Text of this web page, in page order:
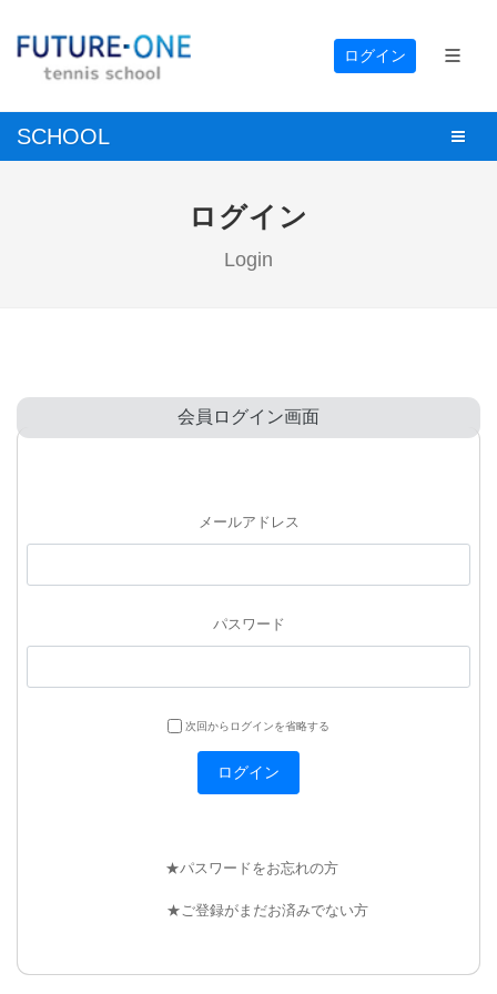
ログイン
SCHOOL
ログイン
Login
会員ログイン画面
メールアドレス
パスワード
次回からログインを省略する
★パスワードをお忘れの方
★ご登録がまだお済みでない方